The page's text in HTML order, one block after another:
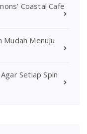
Coastal Cafe
Mudah Menuju
Setiap Spin